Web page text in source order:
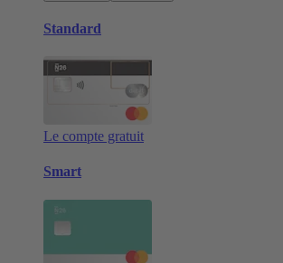
Standard
Le compte gratuit
Smart